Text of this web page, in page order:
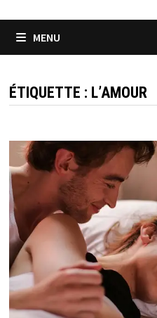
MENU
ÉTIQUETTE : L’AMOUR